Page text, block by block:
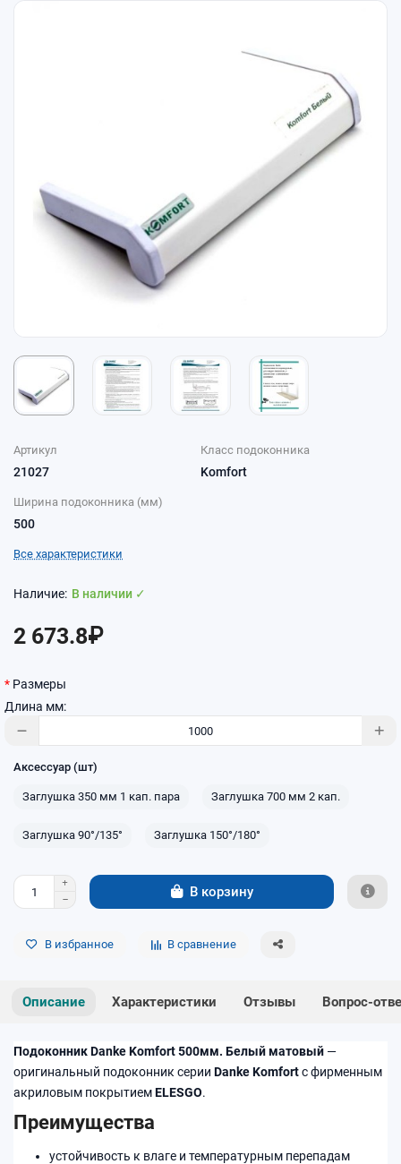
Артикул
21027
Класс подоконника
Komfort
Ширина подоконника (мм)
500
Все характеристики
В наличии ✓
2 673.8₽
Размеры
Длина мм:
Аксессуар (шт)
Заглушка 350 мм 1 кап. пара Заглушка 700 мм 2 кап.
Заглушка 90°/135° Заглушка 150°/180°
В корзину
В избранное В сравнение
Описание Характеристики Отзывы Вопрос-
Подоконник Danke Komfort 500мм. Белый матовый —
оригинальный подоконник серии Danke Komfortс фирменным
акриловым покрытиемELESGO.
Преимущества
устойчивость к влаге и температурным перепадам